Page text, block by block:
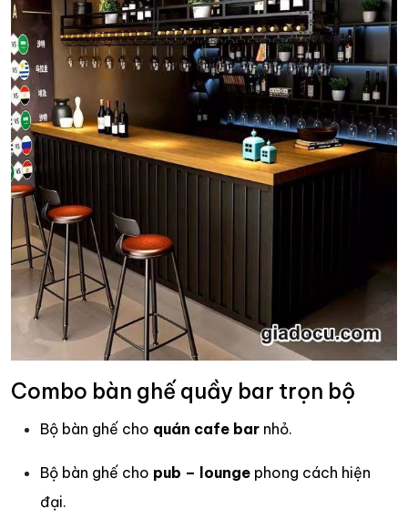
Combo bàn ghế quầy bar trọn bộ
Bộ bàn ghế cho quán cafe bar nhỏ.
Bộ bàn ghế cho pub – lounge phong cách hiện
đại.